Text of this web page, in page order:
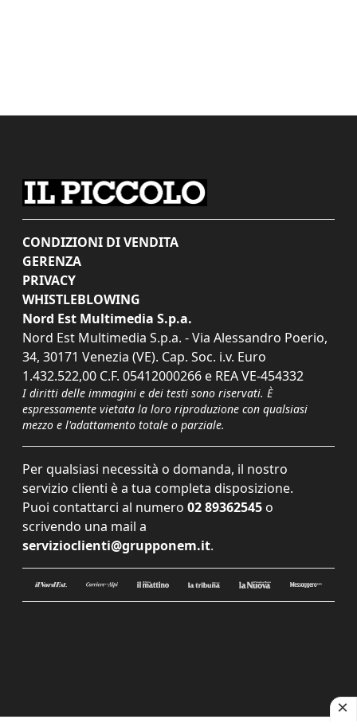
CONDIZIONI DI VENDITA
GERENZA
PRIVACY
WHISTLEBLOWING
Nord Est Multimedia S.p.a.
Nord Est Multimedia S.p.a. - Via Alessandro Poerio,
34, 30171 Venezia (VE). Cap. Soc. i.v. Euro
1.432.522,00 C.F. 05412000266 e REA VE-454332
I diritti delle immagini e dei testi sono riservati. È
espressamente vietata la loro riproduzione con qualsiasi
mezzo e l'adattamento totale o parziale.
Per qualsiasi necessità o domanda, il nostro
servizio clienti è a tua completa disposizione.
Puoi contattarci al numero 02 89362545 o
scrivendo una mail a
servizioclienti@grupponem.it.